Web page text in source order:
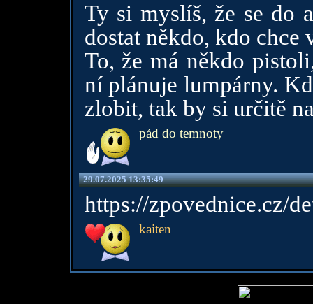
Ty si myslíš, že se do
dostat někdo, kdo chce
To, že má někdo
ní plánuje lumpárny.
zlobit, tak by si určitě
pád do temnoty
29.07.2025 13:35:49
https://zpovednice.cz/
kaiten